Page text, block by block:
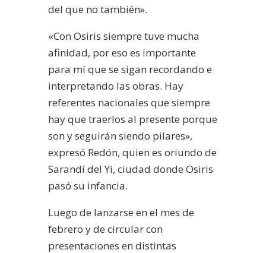
del que no también».
«Con Osiris siempre tuve mucha
afinidad, por eso es importante
para mí que se sigan recordando e
interpretando las obras. Hay
referentes nacionales que siempre
hay que traerlos al presente porque
son y seguirán siendo pilares»,
expresó Redón, quien es oriundo de
Sarandí del Yi, ciudad donde Osiris
pasó su infancia.
Luego de lanzarse en el mes de
febrero y de circular con
presentaciones en distintas